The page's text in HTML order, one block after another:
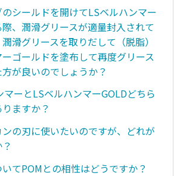
シールドを開けてLSベルハンマー
、潤滑グリースが適量封入されて
滑グリースを取りだして（脱脂）
ゴールドを塗布して再度グリース
が良いのでしょうか？
マーとLSベルハンマーGOLDどちら
ますか？
の刃に使いたいのですが、どれが
てPOMとの相性はどうですか？